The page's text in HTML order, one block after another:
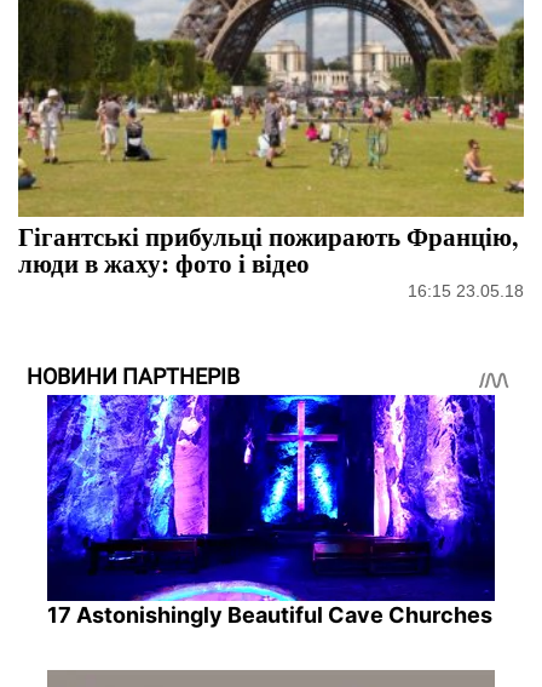
Гігантські прибульці пожирають Францію,
люди в жаху: фото і відео
16:15 23.05.18
НОВИНИ ПАРТНЕРІВ
17 Astonishingly Beautiful Cave Churches